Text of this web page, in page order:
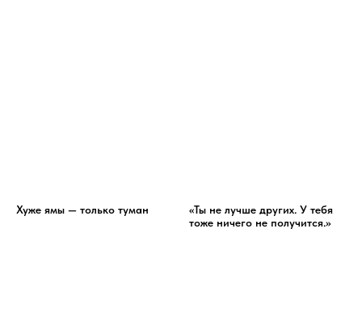
Хуже ямы — только туман
«Ты не лучше других. У тебя
тоже ничего не получится.»